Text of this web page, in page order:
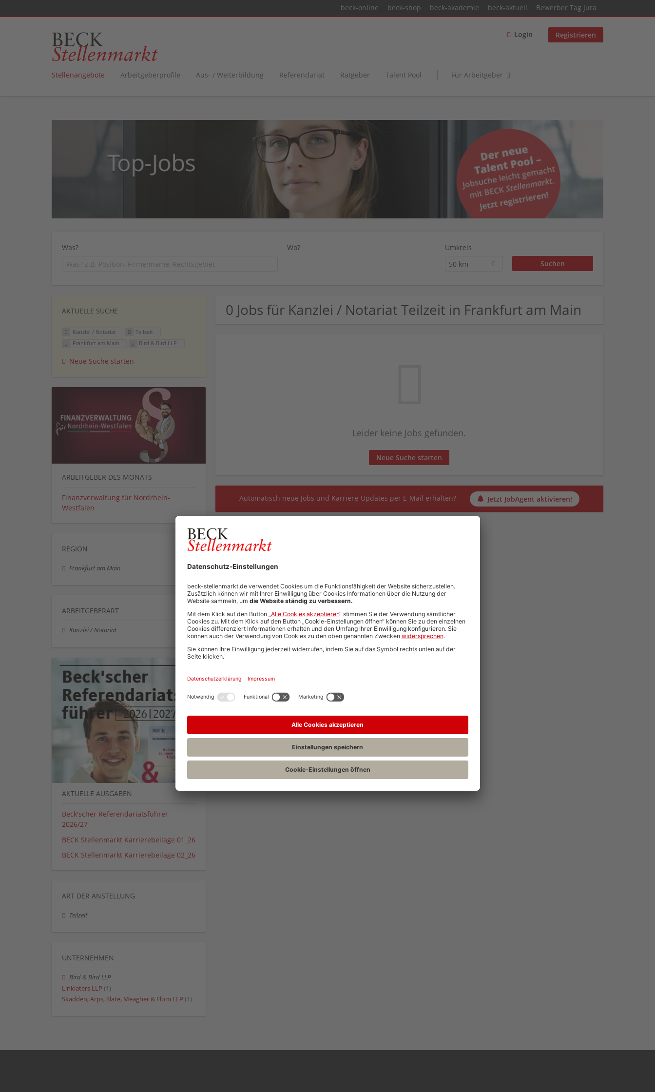
beck-online beck-shop beck-akademie beck-aktuell Bewerber Tag Jura
Login Registrieren
Stellenangebote Arbeitgeberprofile Aus- / Weiterbildung Referendariat Ratgeber Talent Pool Für Arbeitgeber
Was? Wo?
Umkreis
50 km
0 Jobs für Kanzlei / Notariat Teilzeit in Frankfurt am Main
Leider keine Jobs gefunden.
Neue Suche starten
Automatisch neue Jobs und Karriere-Updates per E-Mail erhalten? Jetzt JobAgent aktivieren!
AKTUELLE SUCHE
Kanzlei / Notariat
Teilzeit
Frankfurt am Main
Bird & Bird LLP
Neue Suche starten
ARBEITGEBER DES MONATS
Finanzverwaltung für Nordrhein-
Westfalen
REGION
Frankfurt am Main
ARBEITGEBERART
Kanzlei / Notariat
AKTUELLE AUSGABEN
Beck'scher Referendariatsführer
2026/27
BECK Stellenmarkt Karrierebeilage 01_26
BECK Stellenmarkt Karrierebeilage 02_26
ART DER ANSTELLUNG
Teilzeit
UNTERNEHMEN
Bird & Bird LLP
Linklaters LLP (1)
Skadden, Arps, Slate, Meagher & Flom LLP (1)